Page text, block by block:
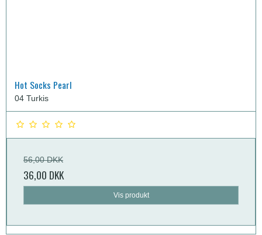
Hot Socks Pearl
04 Turkis
56,00 DKK
36,00 DKK
Vis produkt